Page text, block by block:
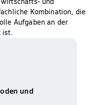
Kombination, die
Aufgaben an der
ist.
und